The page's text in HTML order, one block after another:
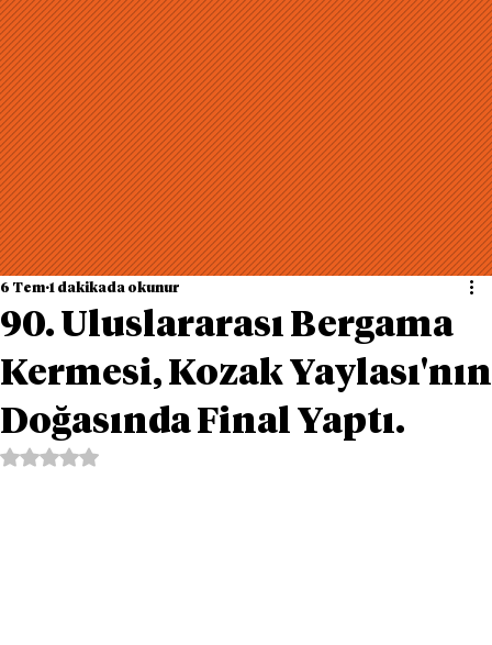
90. Uluslararası Bergama
Kermesi, Kozak Yaylası'nın
Doğasında Final Yaptı.
6 Tem 1 dakikada okunur
5 üzerinden NaN yıldız